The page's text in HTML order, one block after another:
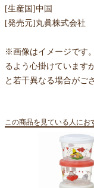
[生産国]中国
[発売元]丸眞株式会社
※画像はイメージです
るよう心掛けています
と若干異なる場合がご
この商品を見ている人にお